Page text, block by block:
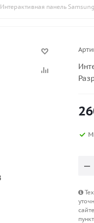
Интерактивная панель